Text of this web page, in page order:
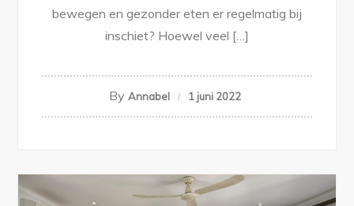
bewegen en gezonder eten er regelmatig bij
inschiet? Hoewel veel […]
By Annabel 1 juni 2022